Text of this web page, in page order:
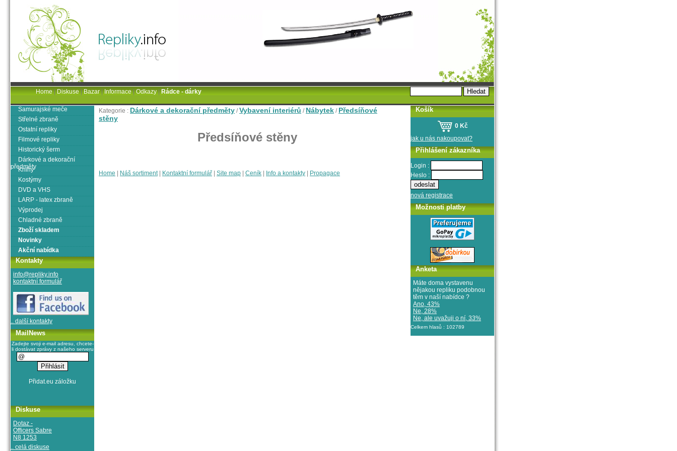
Kategorie : Dárkové a dekorační předměty /Vybavení interiérů / Nábytek / Předsíňové
stěny
Předsíňové stěny
Home Náš sortiment| Kontaktní formulář Site map Ceník Info a kontakty Propagace
Samurajské meče
Střelné zbraně
Ostatní repliky
Filmové repliky
Historický šerm
Dárkové a dekorační
předměty
Knihy
Kostýmy
DVD a VHS
LARP - latex zbraně
Výprodej
Chladné zbraně
Zboží skladem
Novinky
Akční nabídka
Kontakty
info@repliky.info
kontaktní formulář
.. další kontakty
MailNews
Zadejte svoji e-mail adresu, chcete-
li dostávat zprávy z našeho serveru
Diskuse
Dotaz -
Officers Sabre
N8 1253
.. celá diskuse
Košík
0 Kč
jak u nás nakoupovat?
Přihlášení zákazníka
Login :
Heslo :
nová registrace
Možnosti platby
Anketa
Máte doma vystavenu
nějakou repliku podobnou
těm v naší nabídce ?
Ano, 43%
Ne, 28%
Ne, ale uvažuji o ní, 33%
Celkem hlasů : 102789
Home|Diskuse|Bazar|Informace|Odkazy|Rádce - dárky